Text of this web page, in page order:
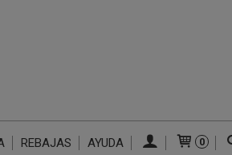
REBAJAS AYUDA 0